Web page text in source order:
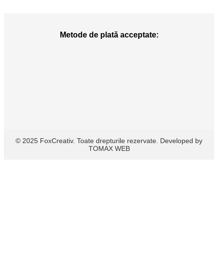
Metode de plată acceptate:
© 2025 FoxCreativ. Toate drepturile rezervate. Developed by
TOMAX WEB